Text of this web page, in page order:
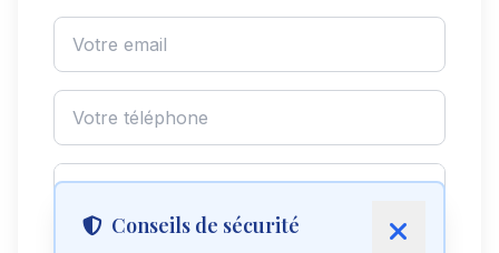
Conseils de sécurité